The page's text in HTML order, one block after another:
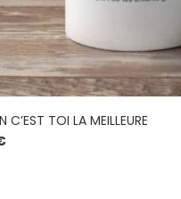
C’EST TOI LA MEILLEURE